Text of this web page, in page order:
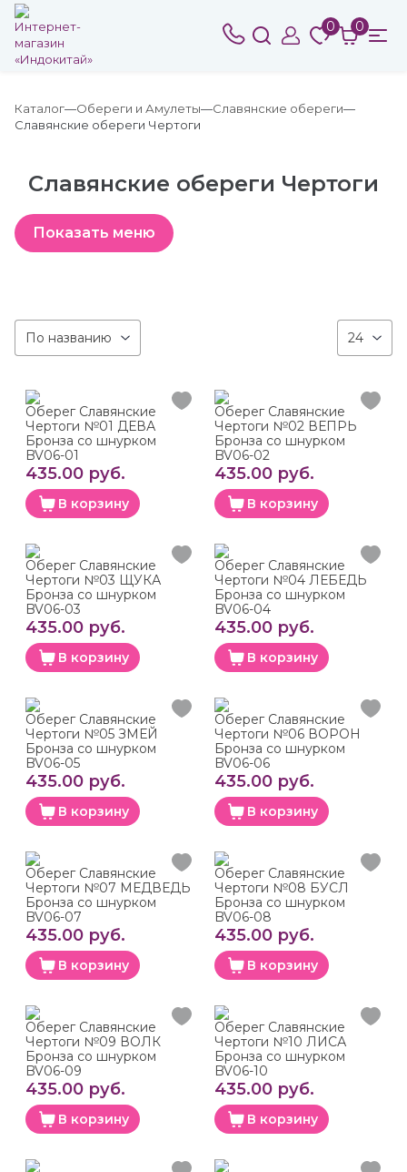
0 0
Каталог Обереги и Амулеты
Славянские обереги
Славянские обереги Чертоги
Славянские обереги Чертоги
По названию 24
Оберег Славянские
Чертоги №01 ДЕВА
Бронза со шнурком
BV06-01
435.00 руб.
В корзину
Оберег Славянские
Чертоги №02 ВЕПРЬ
Бронза со шнурком
BV06-02
435.00 руб.
В корзину
Оберег Славянские
Чертоги №03 ЩУКА
Бронза со шнурком
BV06-03
435.00 руб.
В корзину
Оберег Славянские
Чертоги №04 ЛЕБЕДЬ
Бронза со шнурком
BV06-04
435.00 руб.
В корзину
Оберег Славянские
Чертоги №05 ЗМЕЙ
Бронза со шнурком
BV06-05
435.00 руб.
В корзину
Оберег Славянские
Чертоги №06 ВОРОН
Бронза со шнурком
BV06-06
435.00 руб.
В корзину
Оберег Славянские
Чертоги №07 МЕДВЕДЬ
Бронза со шнурком
BV06-07
435.00 руб.
В корзину
Оберег Славянские
Чертоги №08 БУСЛ
Бронза со шнурком
BV06-08
435.00 руб.
В корзину
Оберег Славянские
Чертоги №09 ВОЛК
Бронза со шнурком
BV06-09
435.00 руб.
В корзину
Оберег Славянские
Чертоги №10 ЛИСА
Бронза со шнурком
BV06-10
435.00 руб.
В корзину